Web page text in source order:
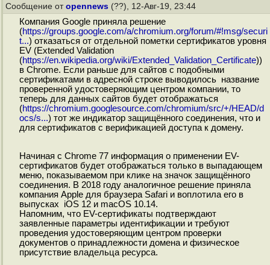
Сообщение от opennews (??), 12-Авг-19, 23:44
Компания Google приняла решение
(https://groups.google.com/a/chromium.org/forum/#!msg/securi
t...) отказаться от отдельной пометки сертификатов уровня
EV (Extended Validation
(https://en.wikipedia.org/wiki/Extended_Validation_Certificate))
в Chrome. Если раньше для сайтов с подобными
сертификатами в адресной строке выводилось название
проверенной удостоверяющим центром компании, то
теперь для данных сайтов будет отображаться
(https://chromium.googlesource.com/chromium/src/+/HEAD/d
ocs/s...) тот же индикатор защищённого соединения, что и
для сертификатов с верификацией доступа к домену.
Начиная с Chrome 77 информация о применении EV-
сертификатов будет отображаться только в выпадающем
меню, показываемом при клике на значок защищённого
соединения. В 2018 году аналогичное решение приняла
компания Apple для браузера Safari и воплотила его в
выпусках iOS 12 и macOS 10.14.
Напомним, что EV-сертификаты подтверждают
заявленные параметры идентификации и требуют
проведения удостоверяющим центром проверки
документов о принадлежности домена и физическое
присутствие владельца ресурса.